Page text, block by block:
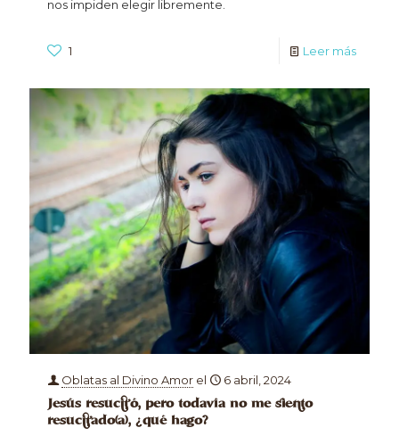
nos impiden elegir libremente.
1 Leer más
Oblatas al Divino Amor el 6 abril, 2024
Jesús resucitó, pero todavía no me siento
resucitado(a), ¿qué hago?